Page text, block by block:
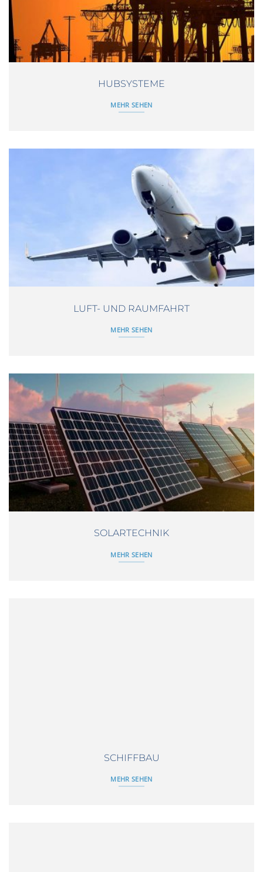
HUBSYSTEME
MEHR SEHEN
LUFT- UND RAUMFAHRT
MEHR SEHEN
SOLARTECHNIK
MEHR SEHEN
SCHIFFBAU
MEHR SEHEN